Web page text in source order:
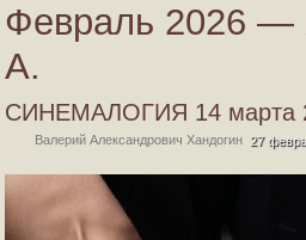
Февраль 2026 —
А.
СИНЕМАЛОГИЯ 14 марта
Валерий Александрович Хандогин 27